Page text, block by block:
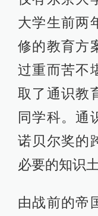
大学生前两
修的教育方
过重而苦不
取了通识教
同学科。通
诺贝尔奖的
必要的知识土
由战前的帝